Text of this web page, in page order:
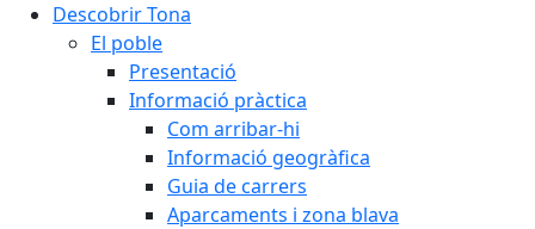
Descobrir Tona
El poble
Presentació
Informació pràctica
Com arribar-hi
Informació geogràfica
Guia de carrers
Aparcaments i zona blava